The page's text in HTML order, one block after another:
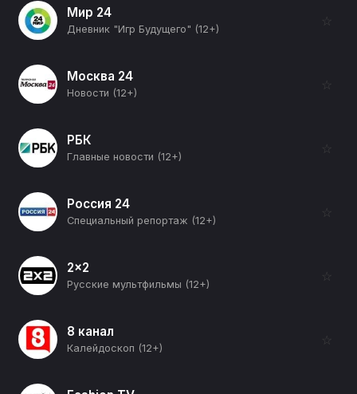
Мир 24
Дневник "Игр Будущего" (12+)
☆
Москва 24
Новости (12+)
☆
РБК
Главные новости (12+)
☆
Россия 24
Специальный репортаж (12+)
☆
2x2
Русские мультфильмы (12+)
☆
8 канал
Калейдоскоп (12+)
☆